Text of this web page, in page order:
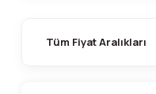
Tüm Fiyat Aralıkları